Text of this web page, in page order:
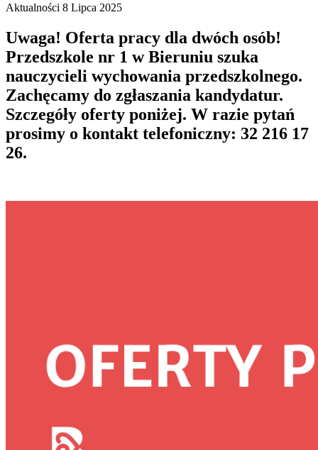
Aktualności 8 Lipca 2025
Uwaga! Oferta pracy dla dwóch osób!
Przedszkole nr 1 w Bieruniu szuka
nauczycieli wychowania przedszkolnego.
Zachęcamy do zgłaszania kandydatur.
Szczegóły oferty poniżej. W razie pytań
prosimy o kontakt telefoniczny: 32 216 17
26.